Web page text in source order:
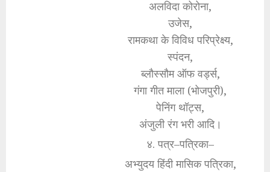
अलविदा कोरोना,
उजेस,
रामकथा के विविध परिप्रेक्ष्य,
स्पंदन,
ब्लौस्सौम ऑफ वर्ड्स,
गंगा गीत माला (भोजपुरी),
पेनिंग थॉट्स,
अंजुली रंग भरी आदि।
४. पत्र–पत्रिका–
अभ्युदय हिंदी मासिक पत्रिका,